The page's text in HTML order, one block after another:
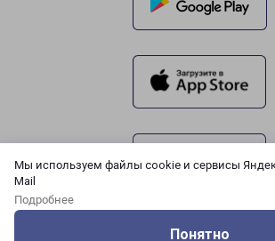
Мы используем файлы cookie и сервисы
Mail
Подробнее
Понятно